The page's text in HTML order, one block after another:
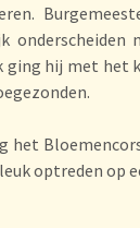
onderscheiden
ging hij met het
het
optreden op